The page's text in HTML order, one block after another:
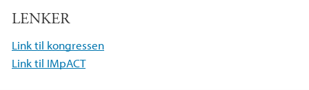
b
o
LENKER
Link til kongressen
Link til IMpACT